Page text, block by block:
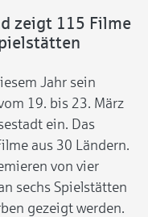
zeigt 115 Filme
Jahr sein
19. bis 23. März
ein. Das
aus 30 Ländern.
von vier
sechs Spielstätten
gezeigt werden.